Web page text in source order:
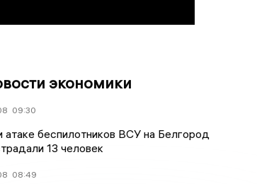
экономики
09:30
атаке беспилотников ВСУ на Белгород
13 человек
08:49